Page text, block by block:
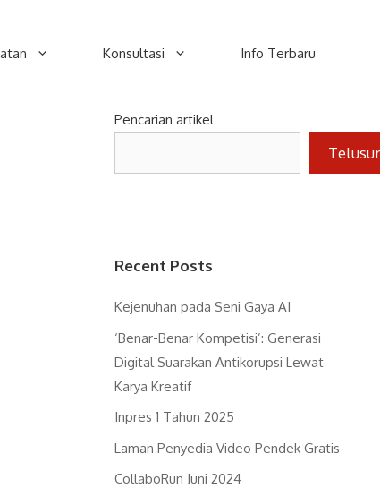
Konsultasi Info Terbaru
Pencarian artikel
Telusur
Recent Posts
Kejenuhan pada Seni Gaya AI
‘Benar-Benar Kompetisi’: Generasi
Digital Suarakan Antikorupsi Lewat
Karya Kreatif
Inpres 1 Tahun 2025
Laman Penyedia Video Pendek Gratis
CollaboRun Juni 2024